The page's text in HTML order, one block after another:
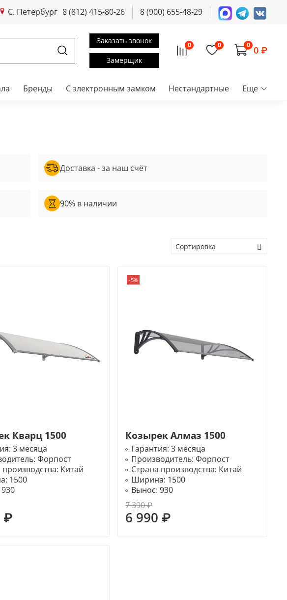
С. Петербург 8 (812) 415-80-26 8 (900) 655-48-29
Заказать звонок
Замерщик
0 0 0 0 ₽
Бренды С электронным замком Нестандартные Еще
Доставка - за наш счёт
90% в наличии
Кварц 1500
3 месяца
Форпост
Китай
1500
930
₽
-5%
Козырек Алмаз 1500
Гарантия: 3 месяца
Производитель: Форпост
Страна производства: Китай
Ширина: 1500
Вынос: 930
7 390 ₽
6 990 ₽